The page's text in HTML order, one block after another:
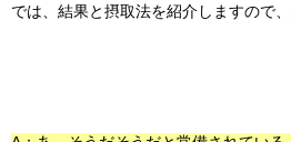
では、結果と摂取法を紹介しますので、